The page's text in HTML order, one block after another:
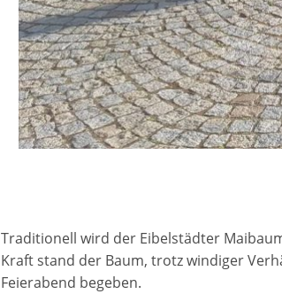
Traditionell wird der Eibelstädter
Kraft stand der Baum, trotz windiger
Feierabend begeben.